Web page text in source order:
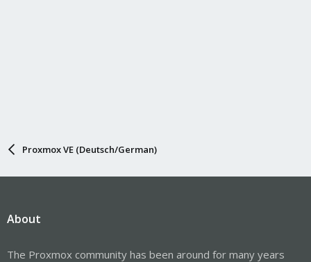
Proxmox VE (Deutsch/German)
About
The Proxmox community has been around for many years